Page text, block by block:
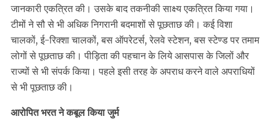
जानकारी एकत्रित की। उसके बाद तकनीकी साक्ष्य एकत्रित किया गया।
टीमों ने सौ से भी अधिक निगरानी बदमाशों से पूछताछ की। कई विशा
चालकों, ई-रिक्शा चालकों, बस ऑपरेटर्स, रेलवे स्टेशन, बस स्टेण्ड पर तमाम
लोगों से पूछताछ की। पीड़िता की पहचान के लिये आसपास के जिलों और
राज्यों से भी संपर्क किया। पहले इसी तरह के अपराध करने वाले अपराधियों
से भी पूछताछ की।
आरोपित भरत ने कबूल किया जुर्म